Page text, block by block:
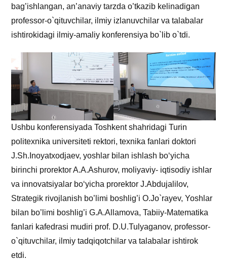
bag’ishlangan, an’anaviy tarzda o’tkazib kelinadigan
professor-o`qituvchilar, ilmiy izlanuvchilar va talabalar
ishtirokidagi ilmiy-amaliy konferensiya bo`lib o`tdi.
Ushbu konferensiyada Toshkent shahridagi Turin
politexnika universiteti rektori, texnika fanlari doktori
J.Sh.Inoyatxodjaev, yoshlar bilan ishlash bo‘yicha
birinchi prorektor A.A.Ashurov, moliyaviy- iqtisodiy ishlar
va innovatsiyalar bo‘yicha prorektor J.Abdujalilov,
Strategik rivojlanish bo’limi boshlig’i O.Jo`rayev, Yoshlar
bilan bo’limi boshlig’i G.A.Allamova, Tabiiy-Matematika
fanlari kafedrasi mudiri prof. D.U.Tulyaganov, professor-
o`qituvchilar, ilmiy tadqiqotchilar va talabalar ishtirok
etdi.